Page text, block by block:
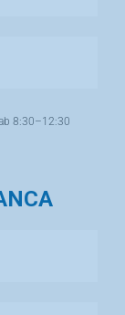
8:30–12:30